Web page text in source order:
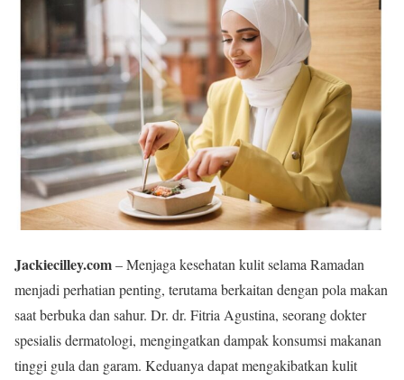
Jackiecilley.com– Menjaga kesehatan kulit selama Ramadan
menjadi perhatian penting, terutama berkaitan dengan pola makan
saat berbuka dan sahur. Dr. dr. Fitria Agustina, seorang dokter
spesialis dermatologi, mengingatkan dampak konsumsi makanan
tinggi gula dan garam. Keduanya dapat mengakibatkan kulit